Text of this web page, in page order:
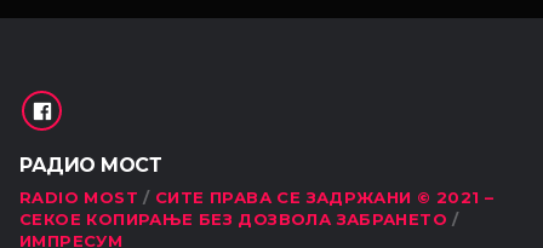
РАДИО МОСТ
RADIO MOST
СИТЕ ПРАВА СЕ ЗАДРЖАНИ © 2021 –
СЕКОЕ КОПИРАЊЕ БЕЗ ДОЗВОЛА ЗАБРАНЕТО
ИМПРЕСУМ